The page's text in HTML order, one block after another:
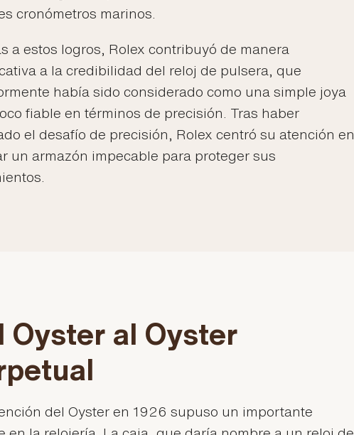
cronómetros marinos.
a estos logros, Rolex contribuyó de manera
a la credibilidad del reloj de pulsera, que
había sido considerado como una simple joya
fiable en términos de precisión. Tras haber
el desafío de precisión, Rolex centró su atención en
un armazón impecable para proteger sus
Oyster al Oyster
del Oyster en 1926 supuso un importante